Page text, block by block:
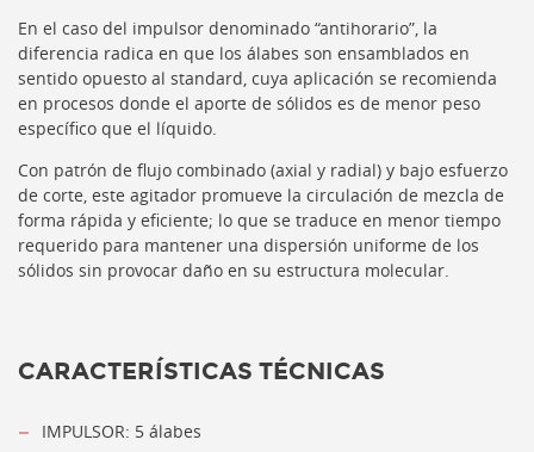
En el caso del impulsor denominado “antihorario”, la
diferencia radica en que los álabes son ensamblados en
sentido opuesto al standard, cuya aplicación se recomienda
en procesos donde el aporte de sólidos es de menor peso
específico que el líquido.
Con patrón de flujo combinado (axial y radial) y bajo esfuerzo
de corte, este agitador promueve la circulación de mezcla de
forma rápida y eficiente; lo que se traduce en menor tiempo
requerido para mantener una dispersión uniforme de los
sólidos sin provocar daño en su estructura molecular.
CARACTERÍSTICAS TÉCNICAS
IMPULSOR: 5 álabes